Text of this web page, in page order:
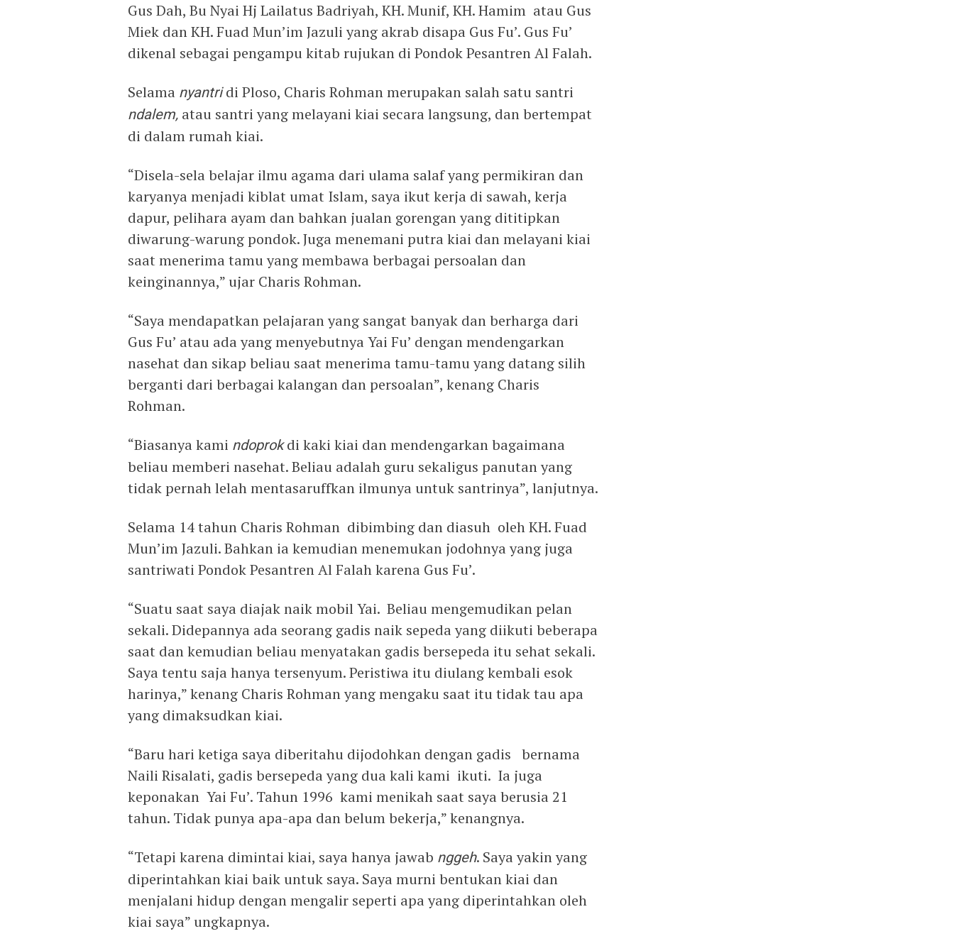
Gus Dah, Bu Nyai Hj Lailatus Badriyah, KH. Munif, KH. Hamim atau Gus
Miek dan KH. Fuad Mun’im Jazuli yang akrab disapa Gus Fu’. Gus Fu’
dikenal sebagai pengampu kitab rujukan di Pondok Pesantren Al Falah.
Selama nyantridi Ploso, Charis Rohman merupakan salah satu santri
ndalem, atau santri yang melayani kiai secara langsung, dan bertempat
di dalam rumah kiai.
“Disela-sela belajar ilmu agama dari ulama salaf yang permikiran dan
karyanya menjadi kiblat umat Islam, saya ikut kerja di sawah, kerja
dapur, pelihara ayam dan bahkan jualan gorengan yang dititipkan
diwarung-warung pondok. Juga menemani putra kiai dan melayani kiai
saat menerima tamu yang membawa berbagai persoalan dan
keinginannya,” ujar Charis Rohman.
“Saya mendapatkan pelajaran yang sangat banyak dan berharga dari
Gus Fu’ atau ada yang menyebutnya Yai Fu’ dengan mendengarkan
nasehat dan sikap beliau saat menerima tamu-tamu yang datang silih
berganti dari berbagai kalangan dan persoalan”, kenang Charis
Rohman.
“Biasanya kami ndoprokdi kaki kiai dan mendengarkan bagaimana
beliau memberi nasehat. Beliau adalah guru sekaligus panutan yang
tidak pernah lelah mentasaruffkan ilmunya untuk santrinya”, lanjutnya.
Selama 14 tahun Charis Rohman dibimbing dan diasuh oleh KH. Fuad
Mun’im Jazuli. Bahkan ia kemudian menemukan jodohnya yang juga
santriwati Pondok Pesantren Al Falah karena Gus Fu’.
“Suatu saat saya diajak naik mobil Yai. Beliau mengemudikan pelan
sekali. Didepannya ada seorang gadis naik sepeda yang diikuti beberapa
saat dan kemudian beliau menyatakan gadis bersepeda itu sehat sekali.
Saya tentu saja hanya tersenyum. Peristiwa itu diulang kembali esok
harinya,” kenang Charis Rohman yang mengaku saat itu tidak tau apa
yang dimaksudkan kiai.
“Baru hari ketiga saya diberitahu dijodohkan dengan gadis bernama
Naili Risalati, gadis bersepeda yang dua kali kami ikuti. Ia juga
keponakan Yai Fu’. Tahun 1996 kami menikah saat saya berusia 21
tahun. Tidak punya apa-apa dan belum bekerja,” kenangnya.
“Tetapi karena dimintai kiai, saya hanya jawab nggeh. Saya yakin yang
diperintahkan kiai baik untuk saya. Saya murni bentukan kiai dan
menjalani hidup dengan mengalir seperti apa yang diperintahkan oleh
kiai saya” ungkapnya.